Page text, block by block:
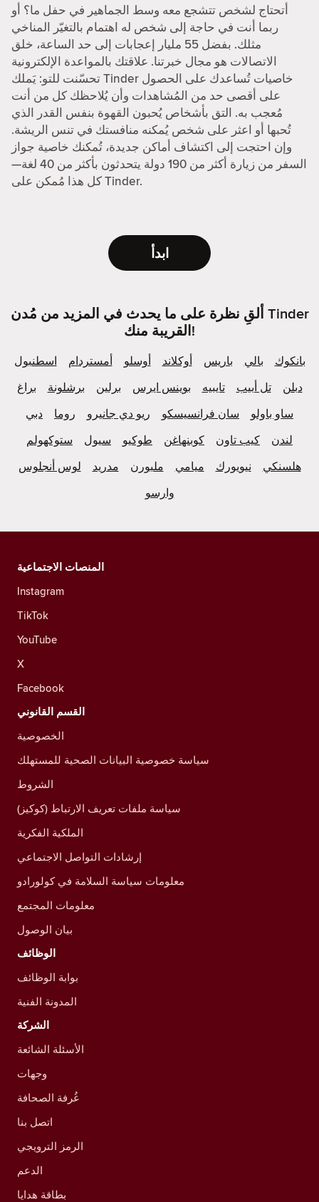
أتحتاج لشخص تتشجع معه وسط الجماهير في حفل ما؟ أو
ربما أنت في حاجة إلى شخص له اهتمام بالتغيّر المناخي
مثلك. بفضل 55 مليار إعجابات إلى حد الساعة، خلق
الاتصالات هو مجال خبرتنا. علاقتك بالمواعدة الإلكترونية
تحسّنت للتو: يَملك Tinder خاصيات تُساعدك على الحصول
على أقصى حد من المُشاهدات وأن يُلاحظك كل من أنت
مُعجب به. التق بأشخاص يُحبون القهوة بنفس القدر الذي
تُحبها أو اعثر على شخص يُمكنه منافستك في تنس الريشة.
وإن احتجت إلى اكتشاف أماكن جديدة، تُمكنك خاصية جواز
السفر من زيارة أكثر من 190 دولة يتحدثون بأكثر من 40 لغة—
كل هذا مُمكن على Tinder.
ابدأ
ألقِ نظرة على ما يحدث في المزيد من مُدن Tinder
القريبة منك!
اسطنبول أمستردام أوسلو أوكلاند باريس بالي
بانكوك
براغ
برشلونة برلين بوينس ايرس تايبيه تل أبيب
دبلن
دبي
روما ريو دي جانيرو سان فرانسيسكو
ساو باولو
ستوكهولم
سيول طوكيو كوبنهاغن كيب تاون
لندن
لوس أنجلوس
مدريد ملبورن ميامي نيويورك
هلسنكي
وارسو
المنصات الاجتماعية
Instagram
TikTok
YouTube
X
Facebook
القسم القانوني
الخصوصية
سياسة خصوصية البيانات الصحية للمستهلك
الشروط
سياسة ملفات تعريف الارتباط (كوكيز)
الملكية الفكرية
إرشادات التواصل الاجتماعي
معلومات سياسة السلامة في كولورادو
معلومات المجتمع
بيان الوصول
الوظائف
بوابة الوظائف
المدونة الفنية
الشركة
الأسئلة الشائعة
وجهات
غُرفة الصحافة
اتصل بنا
الرمز الترويجي
الدعم
بطاقة هدايا